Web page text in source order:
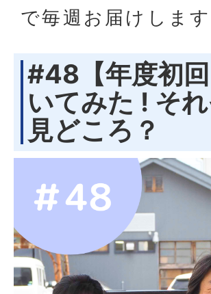
で毎週お届けします
#48【年度初
いてみた ! そ
見どころ？